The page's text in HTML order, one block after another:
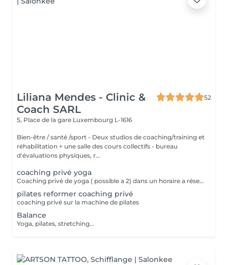
Liliana Mendes - Clinic &
Coach SARL
52
5, Place de la gare Luxembourg L-1616
Bien-être / santé /sport - Deux studios de coaching/training et
réhabilitation + une salle des cours collectifs - bureau
d'évaluations physiques, r...
coaching privé yoga
Coaching privé de yoga ( possible a 2) dans un horaire a réservé
pilates reformer coaching privé
coaching privé sur la machine de pilates
Balance
Yoga, pilates, stretching...